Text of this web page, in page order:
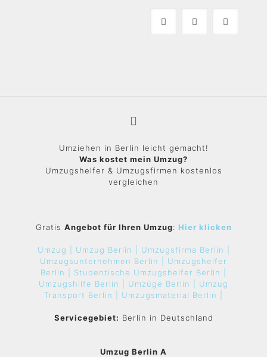
Umziehen in Berlin leicht gemacht!
Was kostet mein Umzug?
Umzugshelfer & Umzugsfirmen kostenlos
vergleichen
Gratis Angebot für Ihren Umzug: Hier klicken
Umzug | Umzug Berlin |
Umzugsfirma Berlin |
Umzugsunternehmen Berlin | Umzugshelfer
Berlin | Studentische Umzugshelfer Berlin |
Umzugshilfe Berlin | Umzüge Berlin | Umzug
Transport Berlin | Umzugsmaterial Berlin |
Servicegebiet: Berlin in Deutschland
Umzug Berlin A